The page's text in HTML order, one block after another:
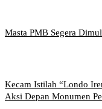
Masta PMB Segera
Kecam Istilah “Londo
Aksi Depan Monumen